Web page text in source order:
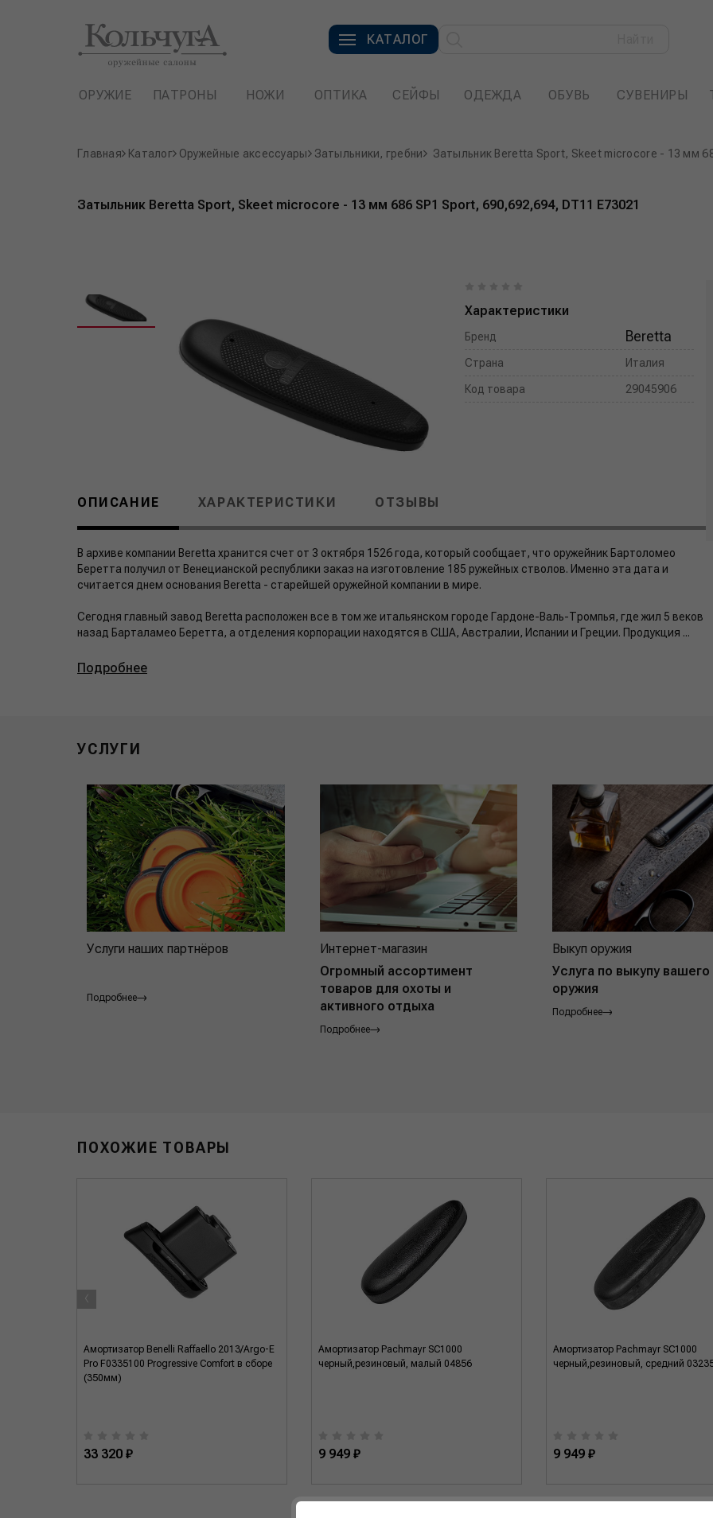
КАТАЛОГ
ОРУЖИЕ ПАТРОНЫ НОЖИ ОПТИКА СЕЙФЫ ОДЕЖДА ОБУВЬ СУВЕНИРЫ
Главная Каталог Оружейные аксессуары Затыльники, гребни Затыльник Beretta Sport, Skeet microcore - 13 мм
Затыльник Beretta Sport, Skeet microcore - 13 мм 686 SP1 Sport, 690,692,694, DT11 E73021
Характеристики
Бренд Beretta
Страна Италия
Код товара 29045906
ОПИСАНИЕ ХАРАКТЕРИСТИКИ ОТЗЫВЫ
В архиве компании Beretta хранится счет от 3 октября 1526 года, который сообщает, что оружейник Бартоломео
Беретта получил от Венецианской республики заказ на изготовление 185 ружейных стволов. Именно эта дата и
считается днем основания Beretta - старейшей оружейной компании в мире.
Сегодня главный завод Beretta расположен все в том же итальянском городе Гардоне-Валь-Тромпья, где жил 5 веков
назад Барталамео Беретта, а отделения корпорации находятся в США, Австралии, Испании и Греции. Продукция ...
Подробнее
УСЛУГИ
Услуги наших партнёров
Подробнее
Интернет-магазин
Огромный ассортимент
товаров для охоты и
активного отдыха
Подробнее
Выкуп оружия
Услуга по выкупу вашего
оружия
Подробнее
ПОХОЖИЕ ТОВАРЫ
Амортизатор Benelli Raffaello 2013/Argo-E
Pro F0335100 Progressive Comfort в сборе
(350мм)
33 320 ₽
Амортизатор Pachmayr SC1000
черный,резиновый, малый 04856
9 949 ₽
Амортизатор Pachmayr SC1000
черный,резиновый, средний
9 949 ₽
‹